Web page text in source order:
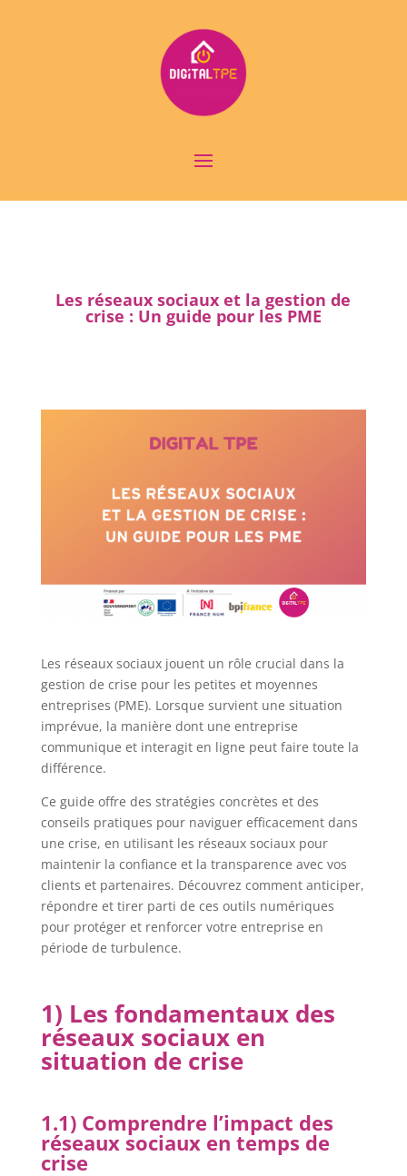
Les réseaux sociaux et la gestion de
crise : Un guide pour les PME
Les réseaux sociaux jouent un rôle crucial dans la
gestion de crise pour les petites et moyennes
entreprises (PME). Lorsque survient une situation
imprévue, la manière dont une entreprise
communique et interagit en ligne peut faire toute la
différence.
Ce guide offre des stratégies concrètes et des
conseils pratiques pour naviguer efficacement dans
une crise, en utilisant les réseaux sociaux pour
maintenir la confiance et la transparence avec vos
clients et partenaires. Découvrez comment anticiper,
répondre et tirer parti de ces outils numériques
pour protéger et renforcer votre entreprise en
période de turbulence.
1) Les fondamentaux des
réseaux sociaux en
situation de crise
1.1) Comprendre l’impact des
réseaux sociaux en temps de
crise